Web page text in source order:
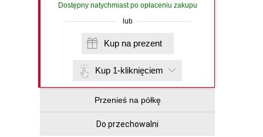
Dostępny natychmiast po opłaceniu zakupu
lub
Kup na prezent
Kup 1-kliknięciem
Przenieś na półkę
Do przechowalni